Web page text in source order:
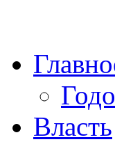
Власть